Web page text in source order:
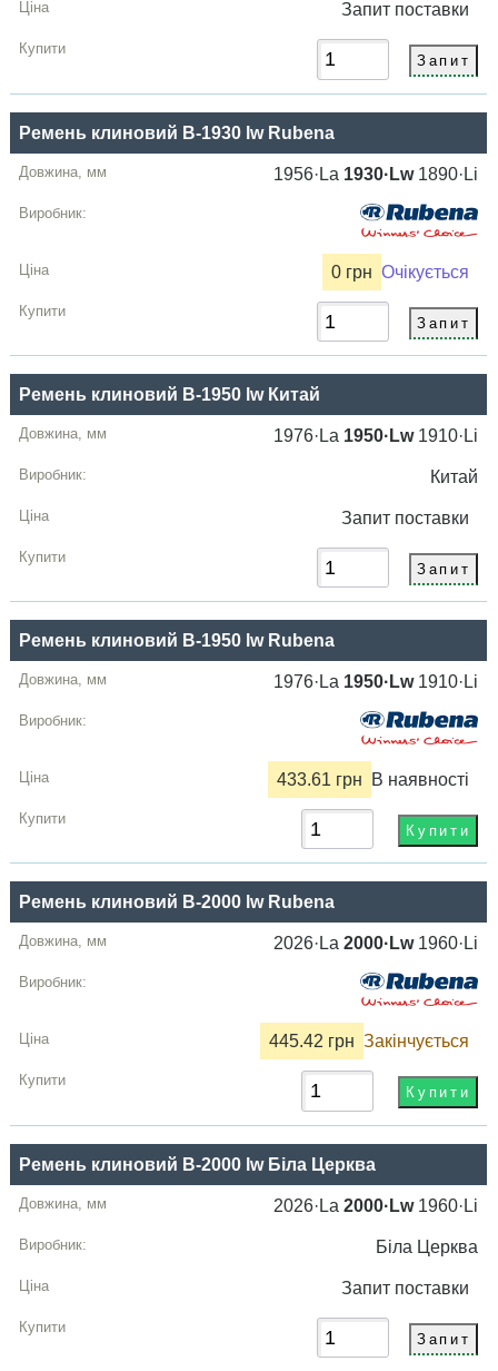
Запит поставки
Ремень клиновий B-1930 lw Rubena
1956·La 1930·Lw1890·Li
0 грн Очікується
Ремень клиновий B-1950 lw Китай
1976·La 1950·Lw1910·Li
Китай
Запит поставки
Ремень клиновий B-1950 lw Rubena
1976·La 1950·Lw1910·Li
433.61 грн В наявності
Ремень клиновий B-2000 lw Rubena
2026·La2000·Lw1960·Li
445.42 грн Закінчується
Ремень клиновий B-2000 lw Біла Церквa
2026·La2000·Lw1960·Li
Біла Церквa
Запит поставки